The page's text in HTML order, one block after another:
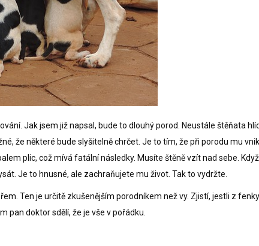
Jak jsem již napsal, bude to dlouhý porod. Neustále štěňata
že některé bude slyšitelně chrčet. Je to tím, že při porodu mu
plic, což mívá fatální následky. Musíte štěně vzít nad sebe.
Je to hnusné, ale zachraňujete mu život. Tak to vydržte.
Ten je určitě zkušenějším porodníkem než vy. Zjistí, jestli z
pan doktor sdělí, že je vše v pořádku.